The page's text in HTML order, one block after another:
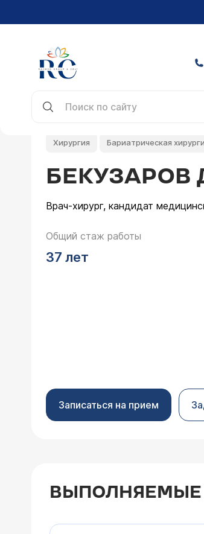
Хирургия Бариатрическая
БЕКУЗАРОВ
Врач-хирург, кандидат
Общий стаж работы
37 лет
Записаться на прием
ВЫПОЛНЯЕМЫЕ